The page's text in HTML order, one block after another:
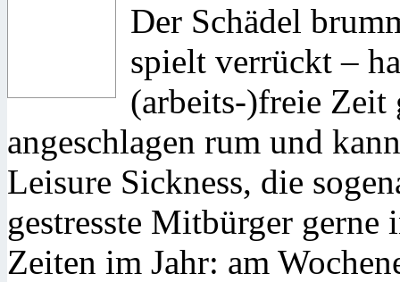
Der Schädel
spielt verrückt –
(arbeits-)freie Zeit
angeschlagen rum und
Leisure Sickness, die
gestresste Mitbürger gerne
Zeiten im Jahr: am